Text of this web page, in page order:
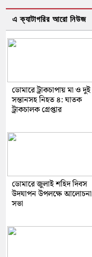
এ ক্যাটাগরির আরো নিউজ
ডোমারে ট্রাকচাপায় মা ও দুই
সন্তানসহ নিহত ৪: ঘাতক
ট্রাকচালক গ্রেপ্তার
ডোমারে জুলাই শহিদ দিবস
উদযাপন উপলক্ষে আলোচনা
সভা